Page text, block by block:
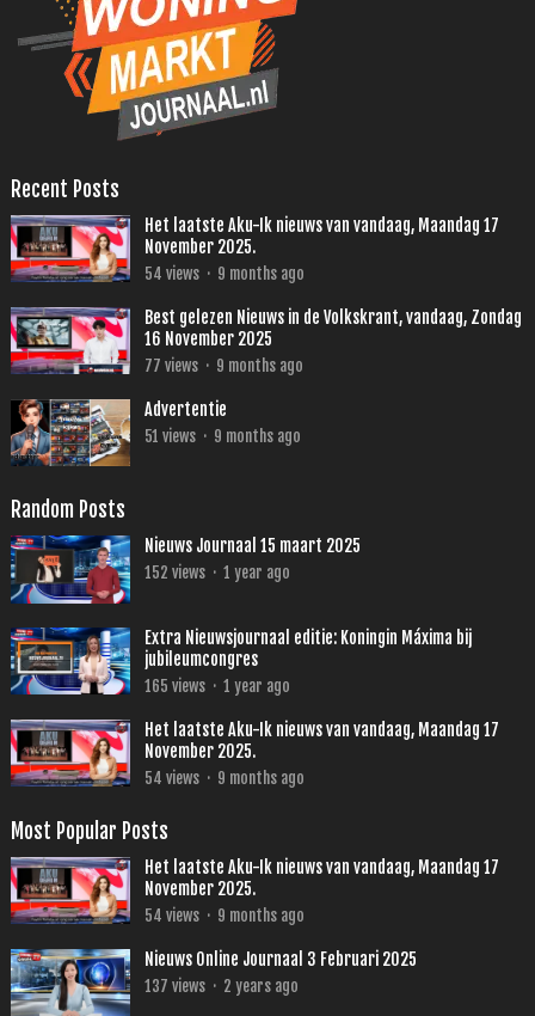
Recent Posts
Het laatste Aku-Ik nieuws van vandaag, Maandag 17
November 2025.
54 views · 9 months ago
Best gelezen Nieuws in de Volkskrant, vandaag, Zondag
16 November 2025
77 views · 9 months ago
Advertentie
51 views · 9 months ago
Random Posts
Nieuws Journaal 15 maart 2025
152 views · 1 year ago
Extra Nieuwsjournaal editie: Koningin Máxima bij
jubileumcongres
165 views · 1 year ago
Het laatste Aku-Ik nieuws van vandaag, Maandag 17
November 2025.
54 views · 9 months ago
Most Popular Posts
Het laatste Aku-Ik nieuws van vandaag, Maandag 17
November 2025.
54 views · 9 months ago
Nieuws Online Journaal 3 Februari 2025
137 views · 2 years ago